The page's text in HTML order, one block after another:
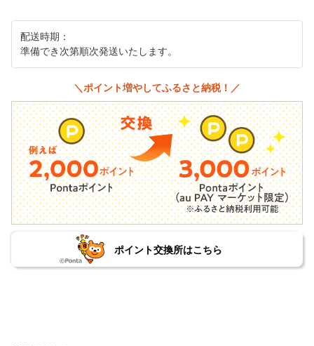
配送時期：
準備でき次第順次発送いたします。
＼ポイント増やしてふるさと納税！／
ポイント交換所はこちら